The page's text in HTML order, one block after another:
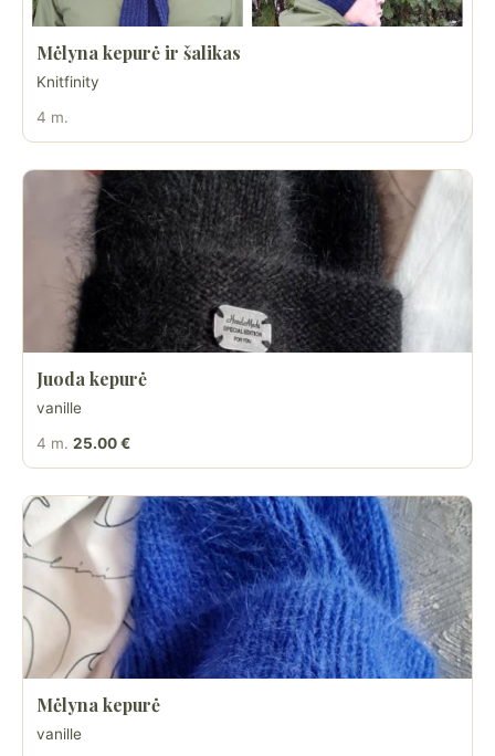
Mėlyna kepurė ir šalikas
Knitfinity
4 m.
Juoda kepurė
vanille
4 m. 25.00 €
Mėlyna kepurė
vanille